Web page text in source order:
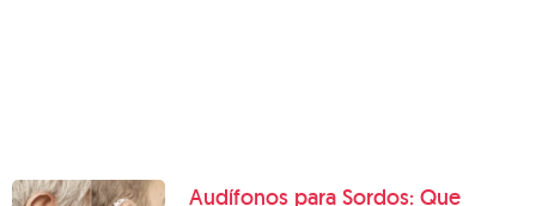
Audífonos para Sordos: Que